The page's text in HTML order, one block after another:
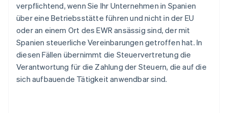
verpflichtend, wenn Sie Ihr Unternehmen in Spanien
über eine Betriebsstätte führen und nicht in der EU
oder an einem Ort des EWR ansässig sind, der mit
Spanien steuerliche Vereinbarungen getroffen hat. In
diesen Fällen übernimmt die Steuervertretung die
Verantwortung für die Zahlung der Steuern, die auf die
sich aufbauende Tätigkeit anwendbar sind.